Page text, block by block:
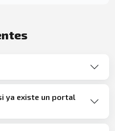
ya existe un portal